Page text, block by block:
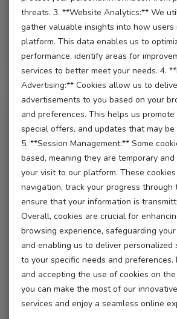
threats. 3. **Website Analytics:** We
gather valuable insights into how
platform. This data enables us to
performance, identify areas for
services to better meet your needs. 4.
Advertising:** Cookies allow us to
advertisements to you based on your
and preferences. This helps us
special offers, and updates that may
5. **Session Management:** Some
based, meaning they are temporary
your visit to our platform. These
navigation, track your progress through
ensure that your information is
Overall, cookies are crucial for
browsing experience, safeguarding
and enabling us to deliver
to your specific needs and preferences.
and accepting the use of cookies on
you can make the most of our
services and enjoy a seamless online
Canada
OTHER DESTINATIONS
France
Italy
Austria
Switzerland
Netherlands
Belgium
Denmark
Norway
Sweden
Costs & Requirements
Aupair Costs and
🏡 Au-pair-Kosten
Gastfamilie zu werden muss weder
teuer sein. Bei auost setzen wir auf
damit Sie genau wissen, was Sie
Typische Au-pair-Kosten in Europa
monatliches Taschengeld (ca.
Unterkunft und Verpflegung durch die
manchen Ländern können zusätzlich
Sprachkurse, Versicherungen oder
Verkehrsmittel anfallen.
Bei auost gibt es keine versteckten
oder Zwischenhändler – Sie treten